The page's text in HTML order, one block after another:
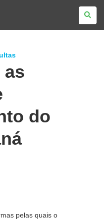
as
do
pelas quais o